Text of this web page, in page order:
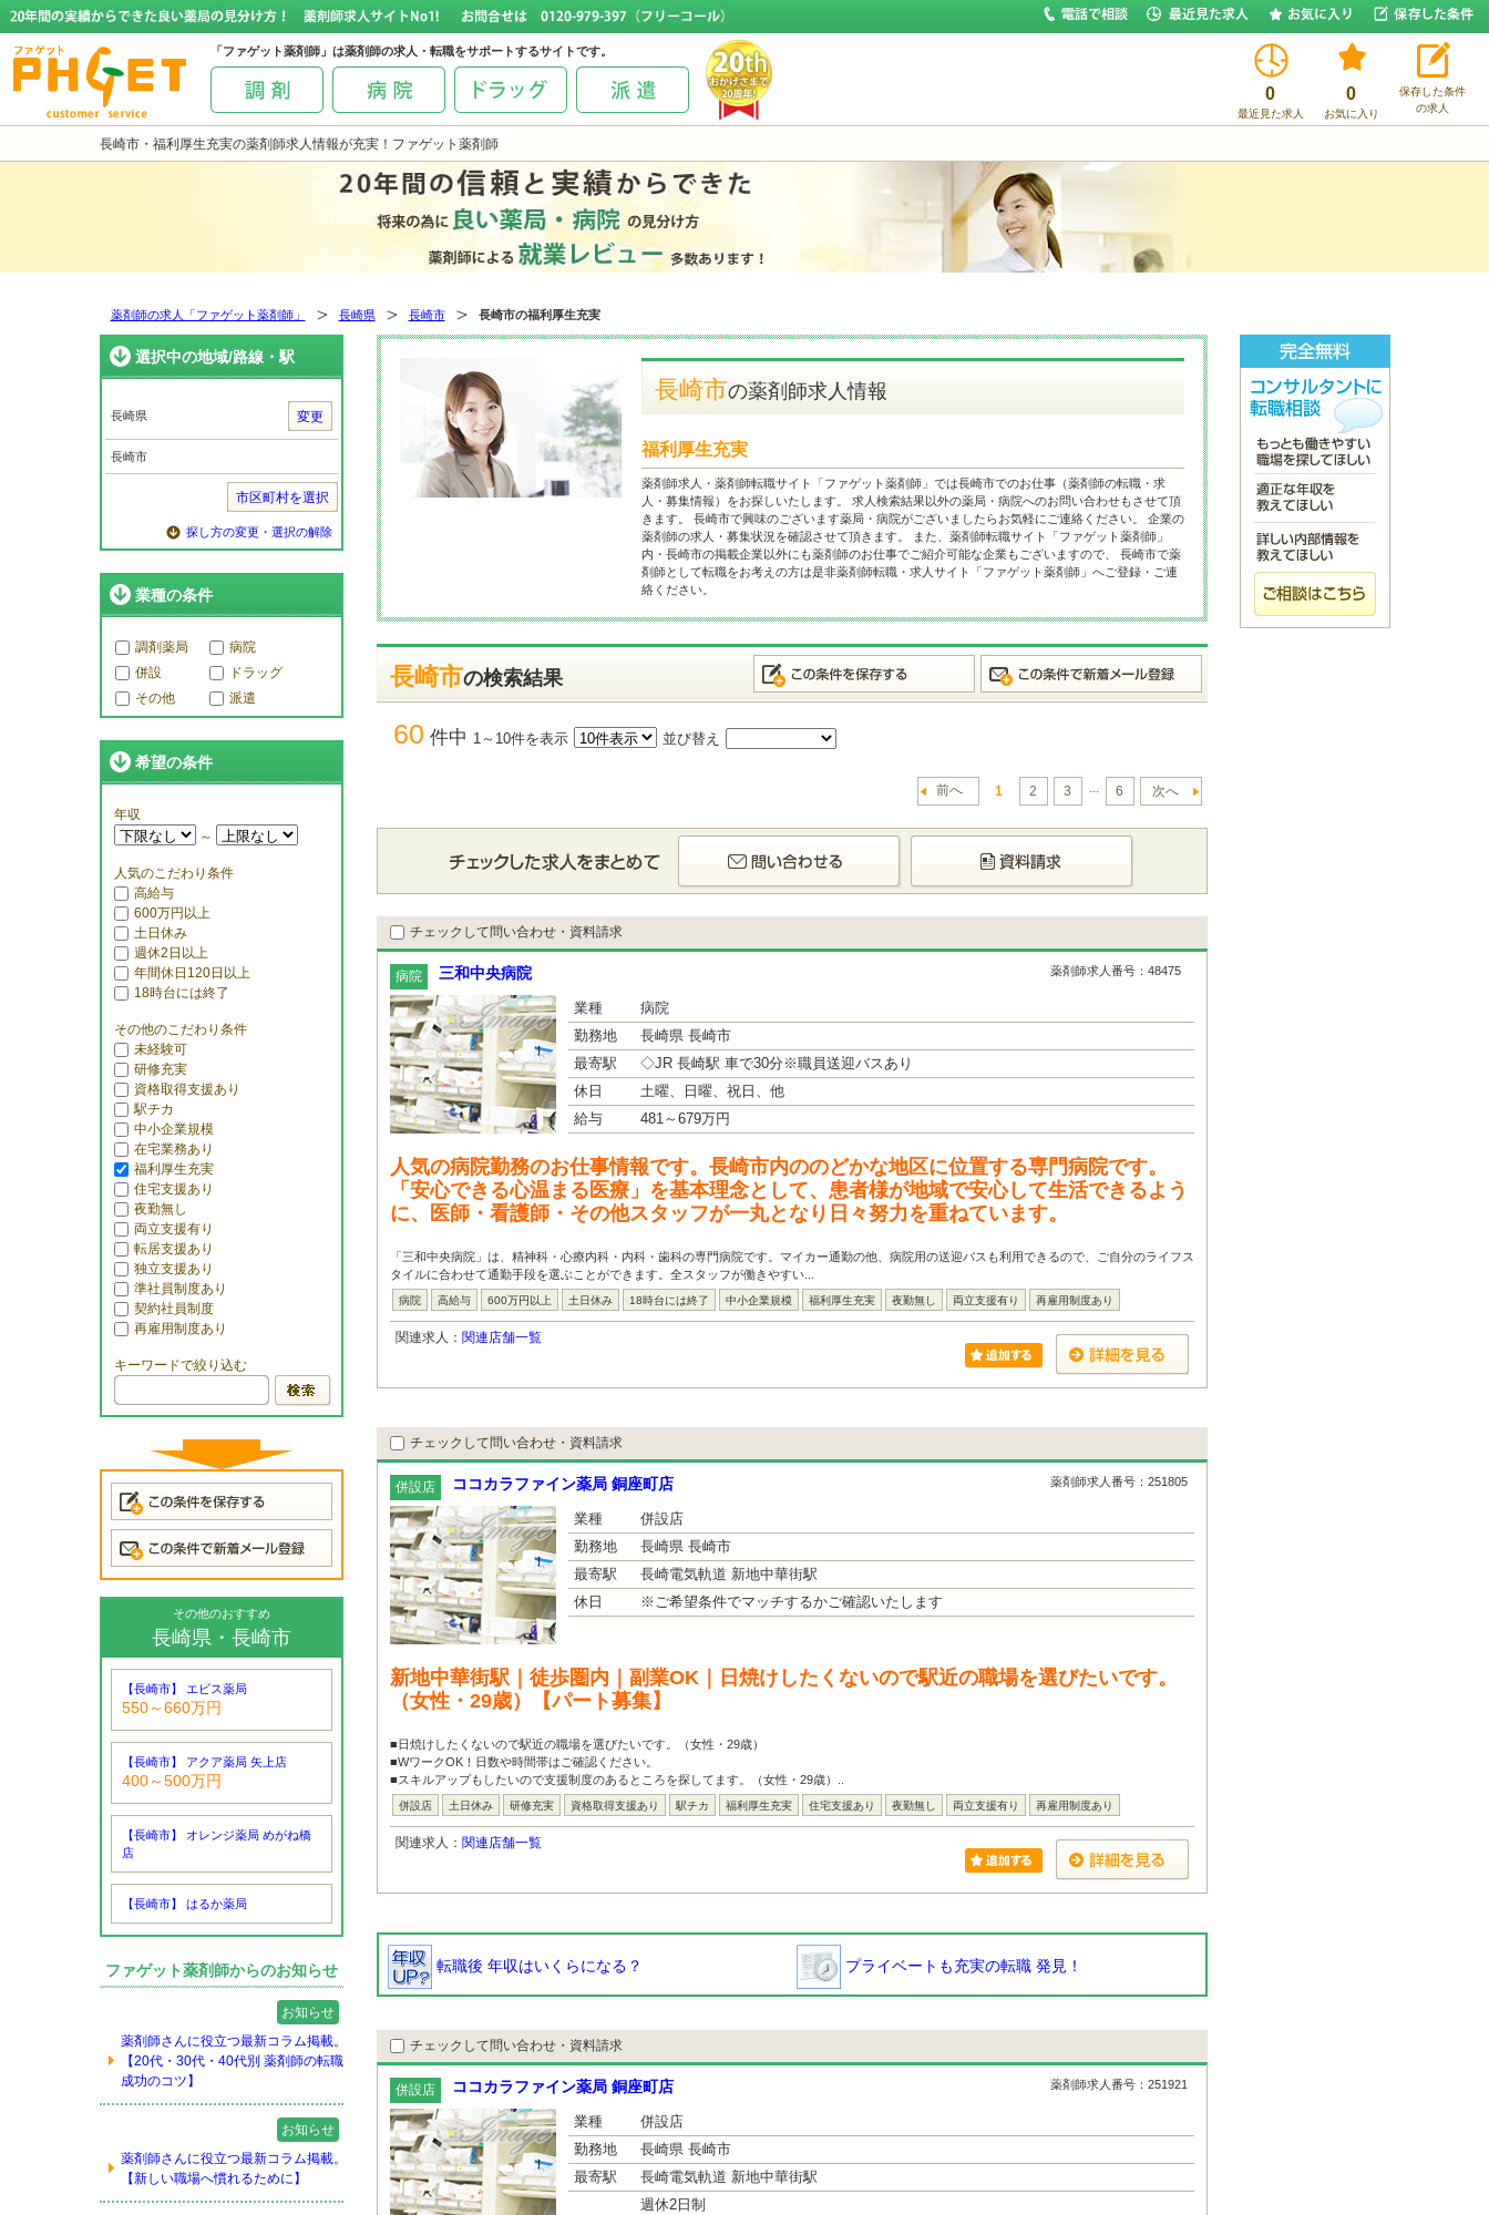
長崎市・福利厚生充実の薬剤師求人情報が充実！ファゲット薬剤師
「ファゲット薬剤師」は薬剤師の求人・転職をサポートするサイトです。
0
最近見た求人
0
お気に入り
保存した条件
の求人
薬剤師の求人「ファゲット薬剤師」 長崎県 長崎市 長崎市の福利厚生充実
選択中の地域/路線・駅
長崎県 変更
長崎市
市区町村を選択
探し方の変更・選択の解除
業種の条件
調剤薬局
病院
併設
ドラッグ
その他
派遣
希望の条件
年収
～
人気のこだわり条件
高給与
600万円以上
土日休み
週休2日以上
年間休日120日以上
18時台には終了
その他のこだわり条件
未経験可
研修充実
資格取得支援あり
駅チカ
中小企業規模
在宅業務あり
福利厚生充実
住宅支援あり
夜勤無し
両立支援有り
転居支援あり
独立支援あり
準社員制度あり
契約社員制度
再雇用制度あり
キーワードで絞り込む
その他のおすすめ
長崎県・長崎市
【長崎市】 エビス薬局
550～660万円
【長崎市】 アクア薬局 矢上店
400～500万円
【長崎市】 オレンジ薬局 めがね橋
店
【長崎市】 はるか薬局
ファゲット薬剤師からのお知らせ
お知らせ
薬剤師さんに役立つ最新コラム掲載。
【20代・30代・40代別 薬剤師の転職
成功のコツ】
お知らせ
薬剤師さんに役立つ最新コラム掲載。
【新しい職場へ慣れるために】
長崎市の薬剤師求人情報
福利厚生充実
薬剤師求人・薬剤師転職サイト「ファゲット薬剤師」では長崎市でのお仕事（薬剤師の転職・求
人・募集情報）をお探しいたします。 求人検索結果以外の薬局・病院へのお問い合わせもさせて頂
きます。 長崎市で興味のございます薬局・病院がございましたらお気軽にご連絡ください。 企業の
薬剤師の求人・募集状況を確認させて頂きます。 また、薬剤師転職サイト「ファゲット薬剤師」
内・長崎市の掲載企業以外にも薬剤師のお仕事でご紹介可能な企業もございますので、 長崎市で薬
剤師として転職をお考えの方は是非薬剤師転職・求人サイト「ファゲット薬剤師」へご登録・ご連
絡ください。
長崎市の検索結果
60 件中 1～10件を表示 並び替え
前へ 1 2 3 ... 6 次へ
チェックして問い合わせ・資料請求
病院 三和中央病院 薬剤師求人番号：48475
業種
病院
勤務地
長崎県 長崎市
最寄駅
◇JR 長崎駅 車で30分※職員送迎バスあり
休日
土曜、日曜、祝日、他
給与
481～679万円
人気の病院勤務のお仕事情報です。長崎市内ののどかな地区に位置する専門病院です。
「安心できる心温まる医療」を基本理念として、患者様が地域で安心して生活できるよう
に、医師・看護師・その他スタッフが一丸となり日々努力を重ねています。
「三和中央病院」は、精神科・心療内科・内科・歯科の専門病院です。マイカー通勤の他、病院用の送迎バスも利用できるので、ご自分のライフス
タイルに合わせて通勤手段を選ぶことができます。全スタッフが働きやすい...
病院 高給与 600万円以上 土日休み 18時台には終了 中小企業規模 福利厚生充実 夜勤無し 両立支援有り 再雇用制度あり
関連求人： 関連店舗一覧
チェックして問い合わせ・資料請求
併設店 ココカラファイン薬局 銅座町店 薬剤師求人番号：251805
業種
併設店
勤務地
長崎県 長崎市
最寄駅
長崎電気軌道 新地中華街駅
休日
※ご希望条件でマッチするかご確認いたします
新地中華街駅｜徒歩圏内｜副業OK｜日焼けしたくないので駅近の職場を選びたいです。
（女性・29歳）【パート募集】
■日焼けしたくないので駅近の職場を選びたいです。（女性・29歳）
■WワークOK！日数や時間帯はご確認ください。
■スキルアップもしたいので支援制度のあるところを探してます。（女性・29歳）..
併設店 土日休み 研修充実 資格取得支援あり 駅チカ 福利厚生充実 住宅支援あり 夜勤無し 両立支援有り 再雇用制度あり
関連求人： 関連店舗一覧
転職後 年収はいくらになる？ プライベートも充実の転職 発見！
チェックして問い合わせ・資料請求
併設店 ココカラファイン薬局 銅座町店 薬剤師求人番号：251921
業種
併設店
勤務地
長崎県 長崎市
最寄駅
長崎電気軌道 新地中華街駅
週休2日制